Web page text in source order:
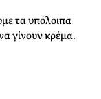
τα υπόλοιπα
γίνουν κρέμα.